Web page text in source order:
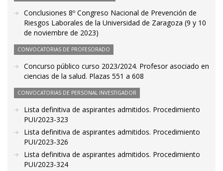
Conclusiones 8º Congreso Nacional de Prevención de
Riesgos Laborales de la Universidad de Zaragoza (9 y 10
de noviembre de 2023)
CONVOCATORIAS DE PROFESORADO
Concurso público curso 2023/2024. Profesor asociado en
ciencias de la salud. Plazas 551 a 608
CONVOCATORIAS DE PERSONAL INVESTIGADOR
Lista definitiva de aspirantes admitidos. Procedimiento
PUI/2023-323
Lista definitiva de aspirantes admitidos. Procedimiento
PUI/2023-326
Lista definitiva de aspirantes admitidos. Procedimiento
PUI/2023-324